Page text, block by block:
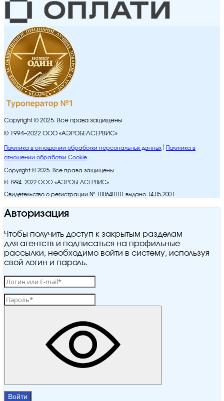
Copyright © 2025. Все права защищены
© 1994–2022 ООО «АЭРОБЕЛСЕРВИС»
Политика в отношении обработки персональных данных
Политика в
отношении обработки Cookie
Copyright © 2025. Все права защищены
© 1994–2022 ООО «АЭРОБЕЛСЕРВИС»
Свидетельство о регистрации № 100640101 выдано 14.05.2001
Авторизация
Чтобы получить доступ к закрытым разделам
для агентств и подписаться на профильные
рассылки, необходимо войти в систему, используя
свой логин и пароль.
Войти